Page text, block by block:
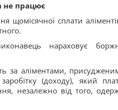
не працює
щомісячної сплати
нараховує
за аліментами,
(доходу), який
незалежно від того,